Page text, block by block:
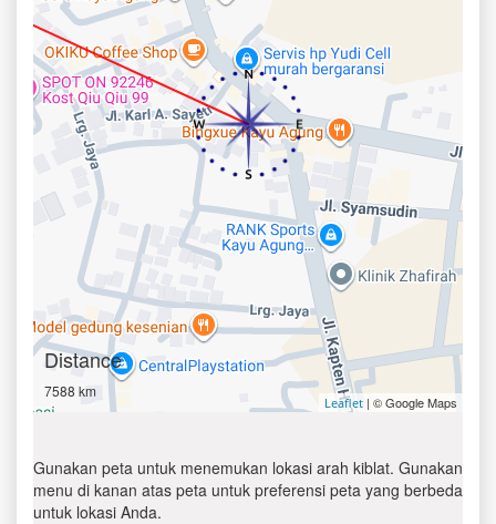
Distance
7588 km
Leaflet | © Google Maps
Gunakan peta untuk menemukan lokasi arah kiblat. Gunakan
menu di kanan atas peta untuk preferensi peta yang berbeda
untuk lokasi Anda.